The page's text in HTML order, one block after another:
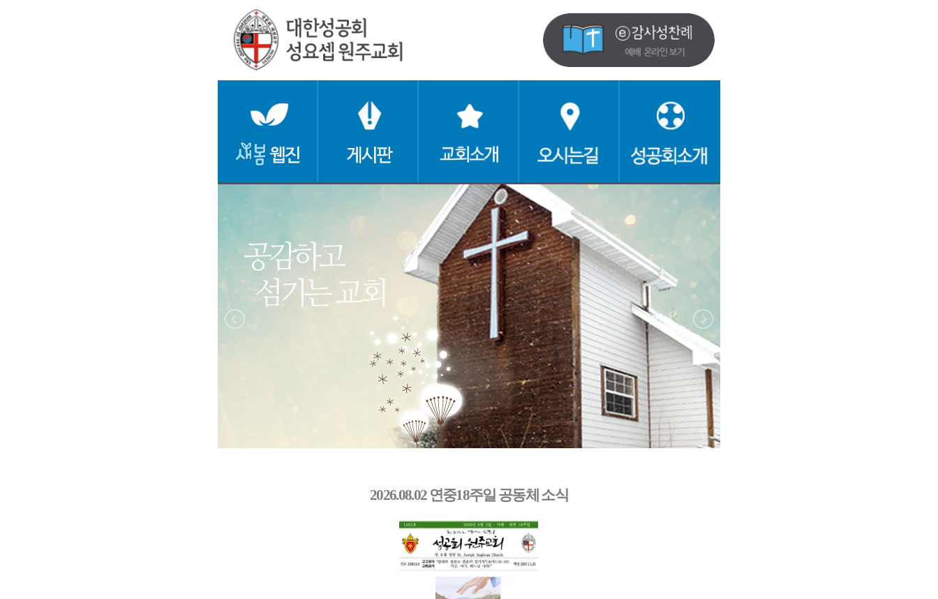
2026.08.02 연중18주일 공동체 소식